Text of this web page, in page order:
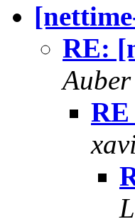
RE:
Auber